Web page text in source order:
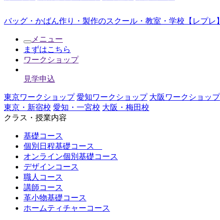
バッグ・かばん作り・製作のスクール・教室・学校【レプレ
メニュー
まずはこちら
ワークショップ
見学申込
東京ワークショップ 愛知ワークショップ 大阪ワークショップ
東京・新宿校 愛知・一宮校 大阪・梅田校
クラス・授業内容
基礎コース
個別日程基礎コース
オンライン個別基礎コース
デザインコース
職人コース
講師コース
革小物基礎コース
ホームティチャーコース